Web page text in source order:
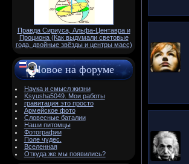
Правда Сириуса, Альфа-Центавра и
Проциона (Как выдумали световые
года, двойные звёзды и центры масс)
Новое на форуме
Наука и смысл жизни
Ksyusha5049. Мои работы
гравитация это просто
Армейское фото
Словесные баталии
Наши питомцы
Фотографии
Поле чудес.
Вселенная
Откуда же мы появились?